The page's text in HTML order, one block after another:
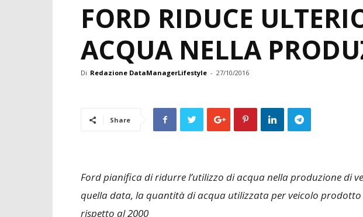
FORD RIDUCE
ACQUA NELLA
Di Redazione DataManagerLifestyle - 27/10/2016
Share
Ford pianifica di ridurre l’utilizzo di acqua nella produzione di
quella data, la quantità di acqua utilizzata per veicolo
rispetto al 2000